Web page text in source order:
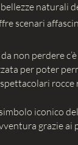
naturali
scenari
non perdere
per poter
rocce
iconico
grazie